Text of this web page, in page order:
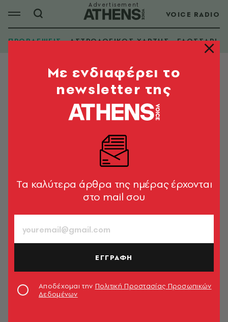
VOICE RADIO
ΠΡΟΒΛΕΨΕΙΣ ΑΣΤΡΟΛΟΓΙΚΟΣ ΧΑΡΤΗΣ ΓΛΩΣΣΑΡΙ
ΠΡΟΒΛΕΨΕΙΣ
ΗΜΕΡΗΣΙΕΣ
Mε ενδιαφέρει το
newsletter της
Tα καλύτερα άρθρα της ημέρας έρχονται
στο mail σου
ΕΓΓΡΑΦΗ
Αποδέχομαι την Πολιτική Προστασίας Προσωπικών
Δεδομένων